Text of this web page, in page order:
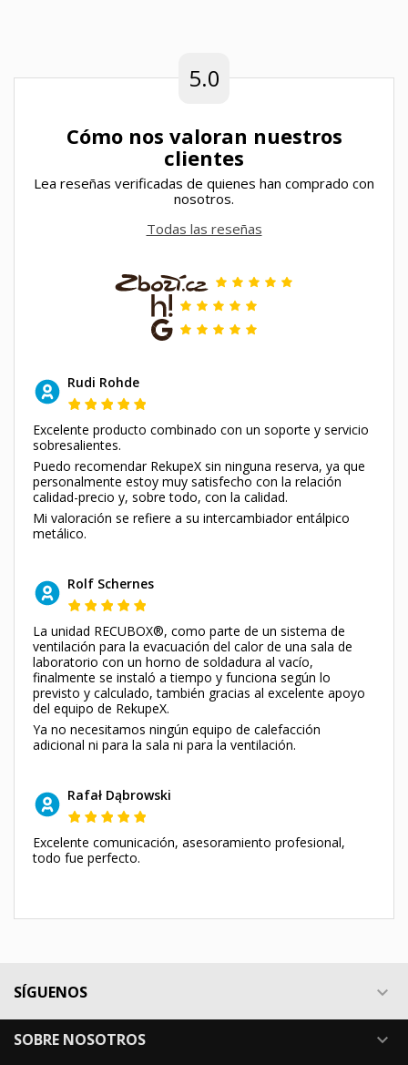
5.0
Cómo nos valoran nuestros
clientes
Lea reseñas verificadas de quienes han comprado con
nosotros.
Todas las reseñas
Rudi Rohde
Excelente producto combinado con un soporte y servicio
sobresalientes.
Puedo recomendar RekupeX sin ninguna reserva, ya que
personalmente estoy muy satisfecho con la relación
calidad-precio y, sobre todo, con la calidad.
Mi valoración se refiere a su intercambiador entálpico
metálico.
Rolf Schernes
La unidad RECUBOX®, como parte de un sistema de
ventilación para la evacuación del calor de una sala de
laboratorio con un horno de soldadura al vacío,
finalmente se instaló a tiempo y funciona según lo
previsto y calculado, también gracias al excelente apoyo
del equipo de RekupeX.
Ya no necesitamos ningún equipo de calefacción
adicional ni para la sala ni para la ventilación.
Rafał Dąbrowski
Excelente comunicación, asesoramiento profesional,
todo fue perfecto.
SÍGUENOS 
SOBRE NOSOTROS 